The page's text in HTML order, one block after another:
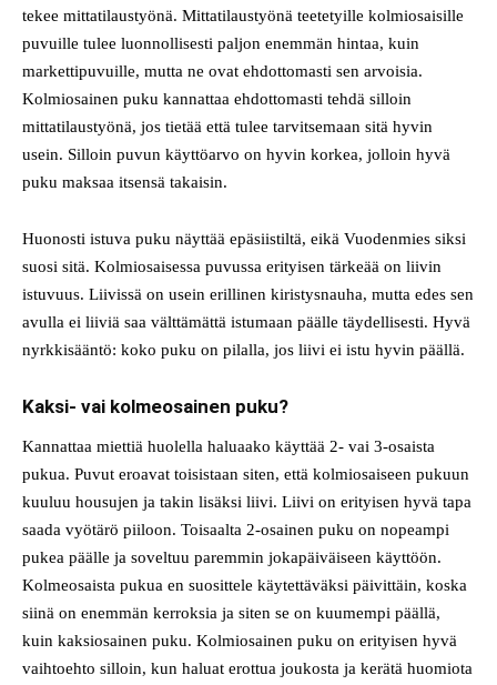
tekee mittatilaustyönä. Mittatilaustyönä teetetyille kolmiosaisille
puvuille tulee luonnollisesti paljon enemmän hintaa, kuin
markettipuvuille, mutta ne ovat ehdottomasti sen arvoisia.
Kolmiosainen puku kannattaa ehdottomasti tehdä silloin
mittatilaustyönä, jos tietää että tulee tarvitsemaan sitä hyvin
usein. Silloin puvun käyttöarvo on hyvin korkea, jolloin hyvä
puku maksaa itsensä takaisin.
Huonosti istuva puku näyttää epäsiistiltä, eikä Vuodenmies siksi
suosi sitä. Kolmiosaisessa puvussa erityisen tärkeää on liivin
istuvuus. Liivissä on usein erillinen kiristysnauha, mutta edes sen
avulla ei liiviä saa välttämättä istumaan päälle täydellisesti. Hyvä
nyrkkisääntö: koko puku on pilalla, jos liivi ei istu hyvin päällä.
Kaksi- vai kolmeosainen puku?
Kannattaa miettiä huolella haluaako käyttää 2- vai 3-osaista
pukua. Puvut eroavat toisistaan siten, että kolmiosaiseen pukuun
kuuluu housujen ja takin lisäksi liivi. Liivi on erityisen hyvä tapa
saada vyötärö piiloon. Toisaalta 2-osainen puku on nopeampi
pukea päälle ja soveltuu paremmin jokapäiväiseen käyttöön.
Kolmeosaista pukua en suosittele käytettäväksi päivittäin, koska
siinä on enemmän kerroksia ja siten se on kuumempi päällä,
kuin kaksiosainen puku. Kolmiosainen puku on erityisen hyvä
vaihtoehto silloin, kun haluat erottua joukosta ja kerätä huomiota